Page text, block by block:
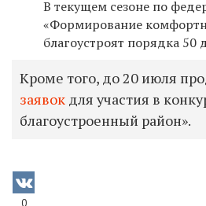
В текущем сезоне по
«Формирование
благоустроят порядка 50
Кроме того, до 20 июля
заявок для участия в
благоустроенный район».
0